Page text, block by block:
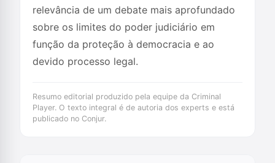
relevância de um debate mais aprofundado
sobre os limites do poder judiciário em
função da proteção à democracia e ao
devido processo legal.
Resumo editorial produzido pela equipe da Criminal
Player. O texto integral é de autoria dos experts e está
publicado no Conjur.